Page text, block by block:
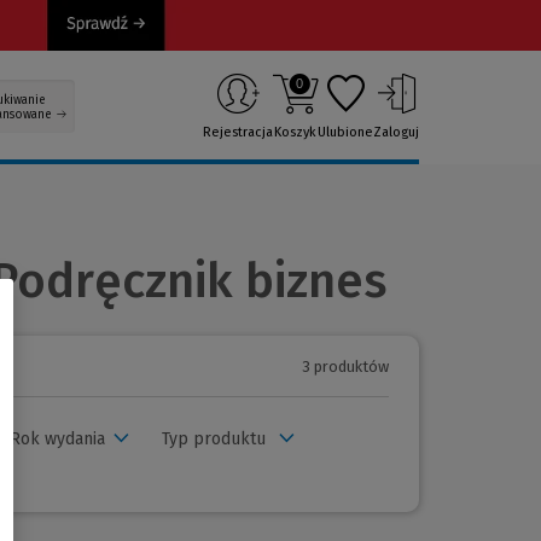
Rejestracja
0
KoszykUlubioneZaloguj
biznes
3 produktów
Rok wydania Typ produktu